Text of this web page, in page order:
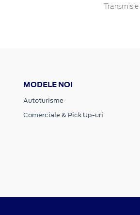
Transmisie
MODELE NOI
Autoturisme
Comerciale & Pick Up-uri